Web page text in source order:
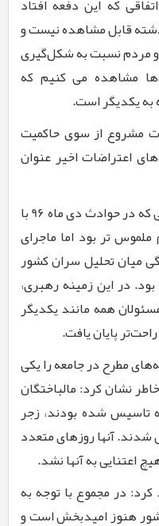
که این دفعه افتاد
قابل مشاهده نیست و
مردم نسبت به شکل‌گیری
مشاهده می کنیم که
یکدیگر است.
مشروع از سوی حاکمیت
اعتراضات اخیر عنوان
که در حوادث دی ماه96با
تر بود اما ماجرای
میان تحلیل سران کشور
بود. در این زمینه رهبری،
همه مانند یکدیگر
پایان یافت.
مطرح در جامعه را یکی
نشان کرد: مالباختگان
تاسیس شده بودند، زجر
شدند. آنها روزهای متعدد
اعتنایی به آنها نشد.
در مجموع با توجه به
هنوز امیدبخش است و